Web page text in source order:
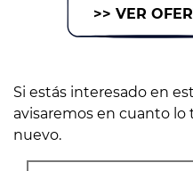
>> VER
Si estás interesado en
avisaremos en cuanto
nuevo.